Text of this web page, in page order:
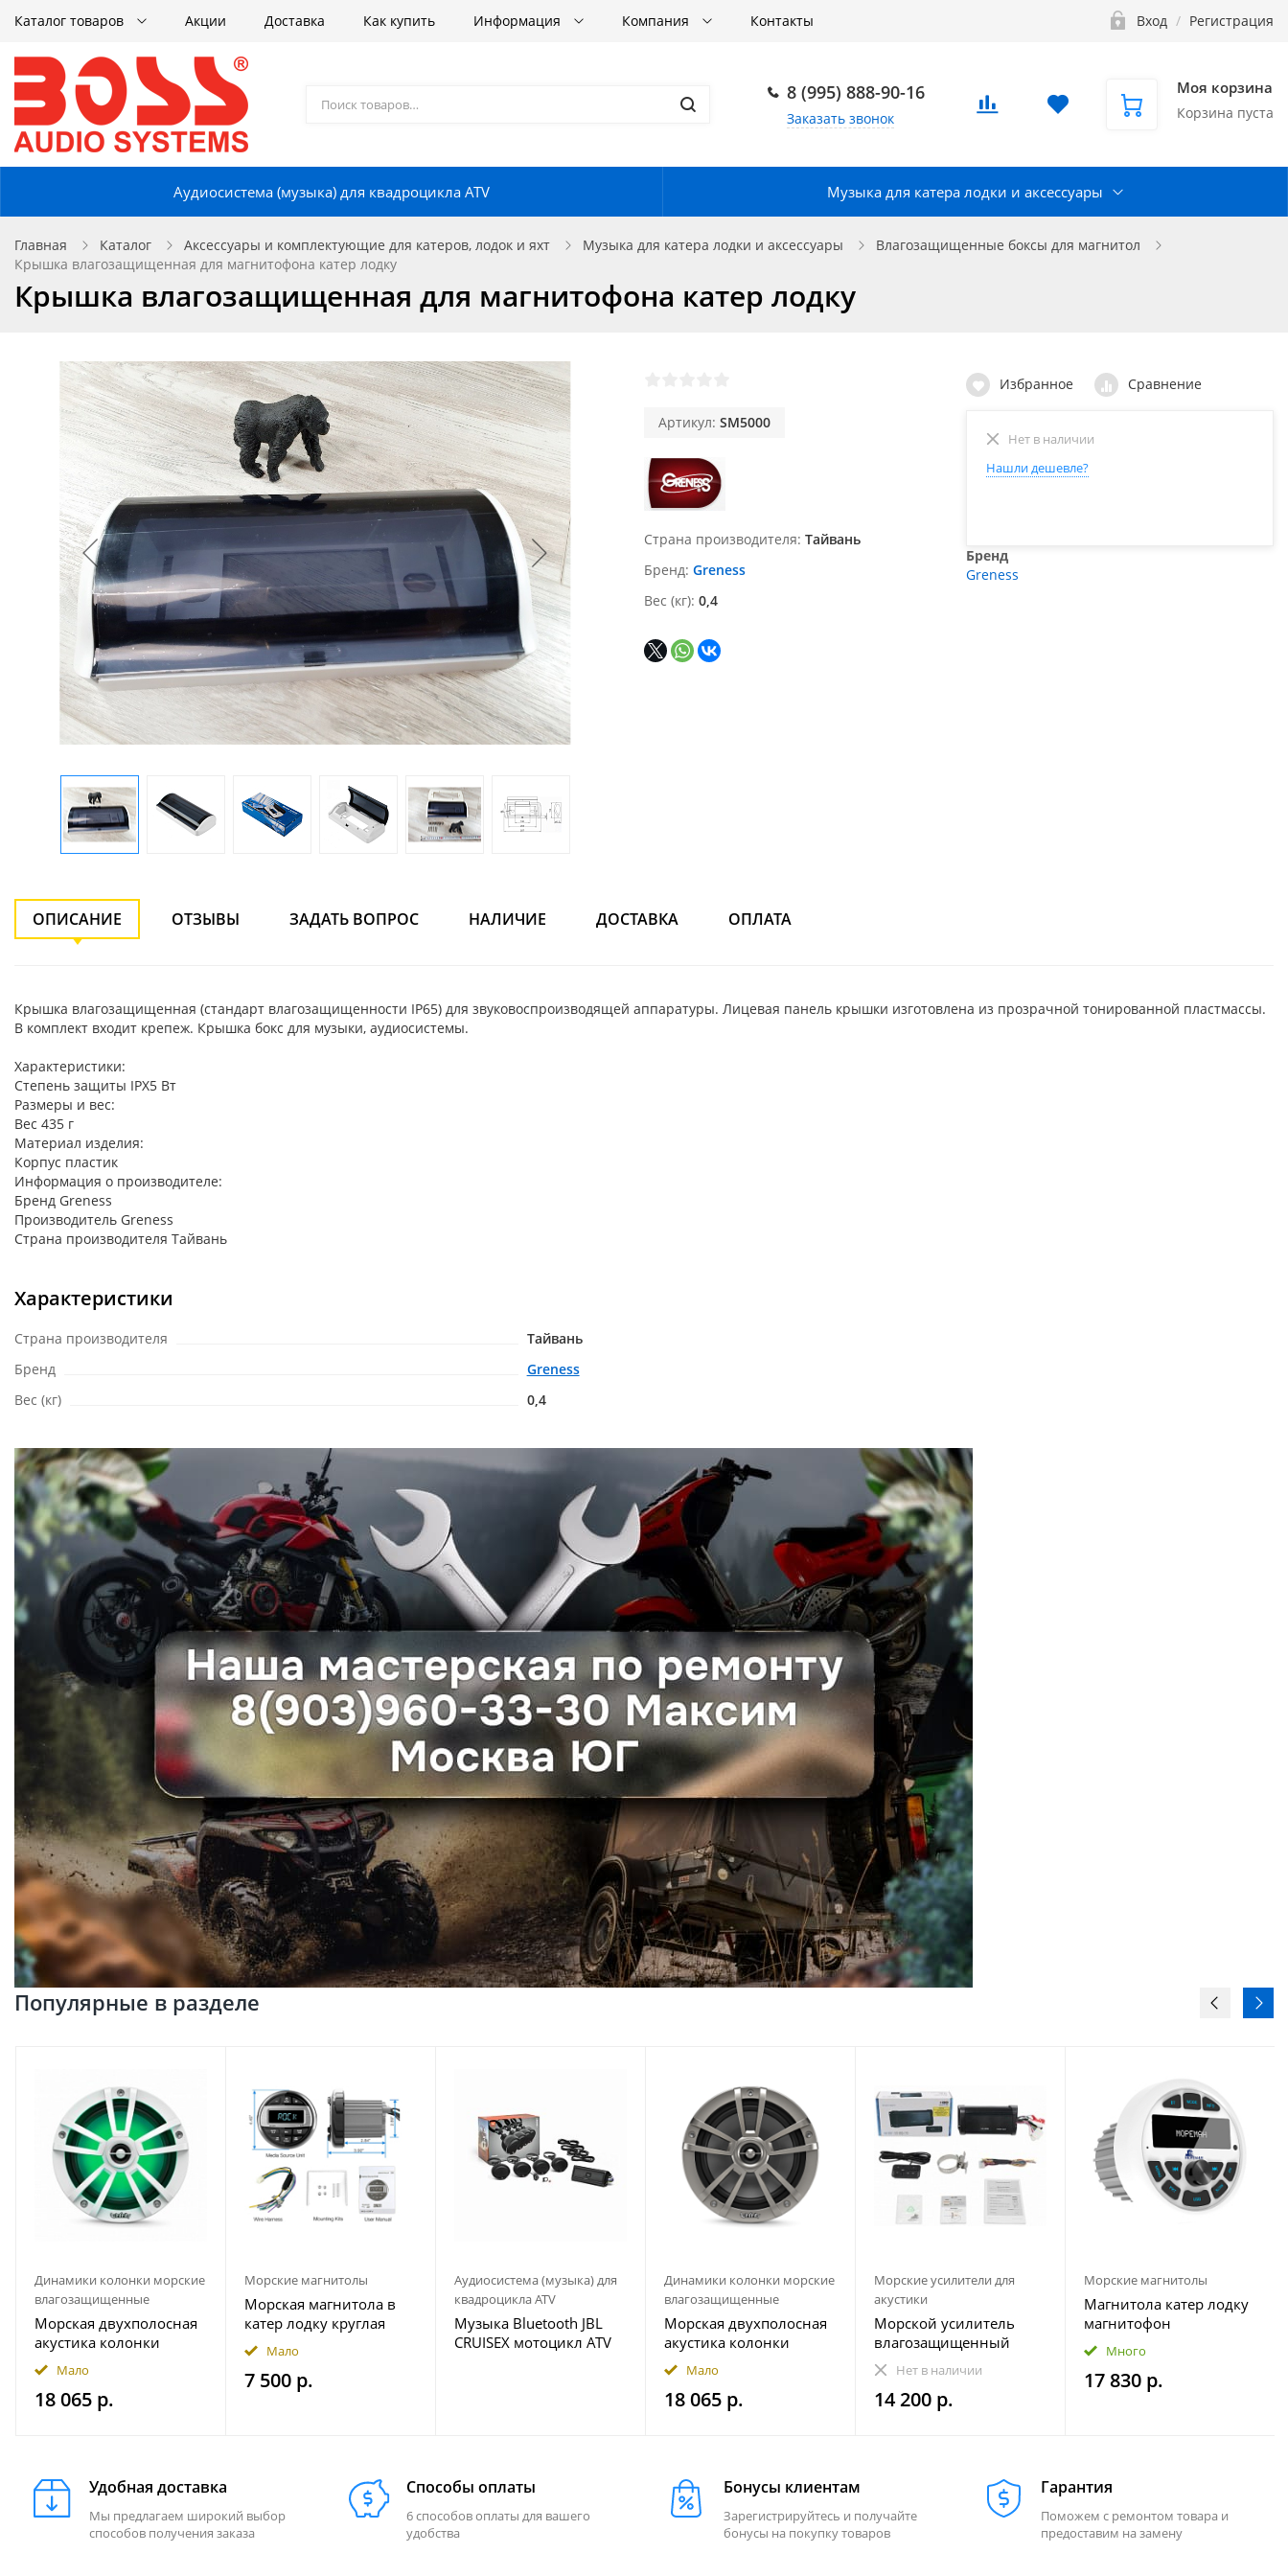
Каталог товаров Акции Доставка Как купить Информация Компания Контакты Вход / Регистрация
8 (995) 888-90-16
Заказать звонок
Моя корзина
Корзина пуста
Аудиосистема (музыка) для квадроцикла ATV Музыка для катера лодки и аксессуары
Главная Каталог Аксессуары и комплектующие для катеров, лодок и яхт Музыка для катера лодки и аксессуары
Влагозащищенные боксы для магнитол
Крышка влагозащищенная для магнитофона катер лодку
Крышка влагозащищенная для магнитофона катер лодку
Артикул: SM5000
Страна производителя Тайвань
Бренд Greness
Вес (кг) 0,4
Избранное Сравнение
Нет в наличии
Нашли дешевле?
Бренд
Greness
ОПИСАНИЕ ОТЗЫВЫ ЗАДАТЬ ВОПРОС НАЛИЧИЕ ДОСТАВКА ОПЛАТА
Крышка влагозащищенная (стандарт влагозащищенности IP65) для звуковоспроизводящей аппаратуры. Лицевая панель крышки изготовлена из прозрачной тонированной пластмассы.
В комплект входит крепеж. Крышка бокс для музыки, аудиосистемы.
Характеристики:
Степень защиты IPX5 Вт
Размеры и вес:
Вес 435 г
Материал изделия:
Корпус пластик
Информация о производителе:
Бренд Greness
Производитель Greness
Страна производителя Тайвань
Характеристики
Страна производителя
Тайвань
Бренд
Greness
Вес (кг)
0,4
Популярные в разделе
Динамики колонки морские
влагозащищенные
Морская двухполосная
акустика колонки
INFINITY 622MLW
Мало
18 065 р.
Морские магнитолы
Морская магнитола в
катер лодку круглая
Bluetooth AKAMATE MS-
10RV
Мало
7 500 р.
Аудиосистема (музыка) для
квадроцикла ATV
Музыка Bluetooth JBL
CRUISEX мотоцикл ATV
Динамики колонки морские
влагозащищенные
Морская двухполосная
акустика колонки
INFINITY 622MLT
Мало
18 065 р.
Морские усилители для
акустики
Морской усилитель
влагозащищенный
Velex VX-502
Нет в наличии
14 200 р.
Морские магнитолы
Магнитола катер лодку
магнитофон
влагозащищенная
МОРЕМАН XFa-НЕ820
Много
17 830 р.
Удобная доставка
Мы предлагаем широкий выбор
способов получения заказа
Способы оплаты
6 способов оплаты для вашего
удобства
Бонусы клиентам
Зарегистрируйтесь и получайте
бонусы на покупку товаров
Гарантия
Поможем с ремонтом товара и
предоставим на замену